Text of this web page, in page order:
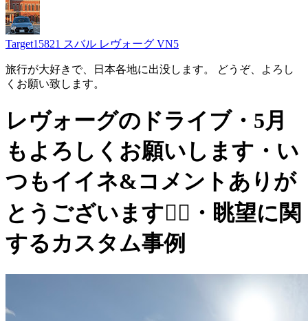
Target15821 スバル レヴォーグ VN5
旅行が大好きで、日本各地に出没します。 どうぞ、よろし
くお願い致します。
レヴォーグのドライブ・5月
もよろしくお願いします・い
つもイイネ&コメントありが
とうございます🙇‍♂️・眺望に関
するカスタム事例